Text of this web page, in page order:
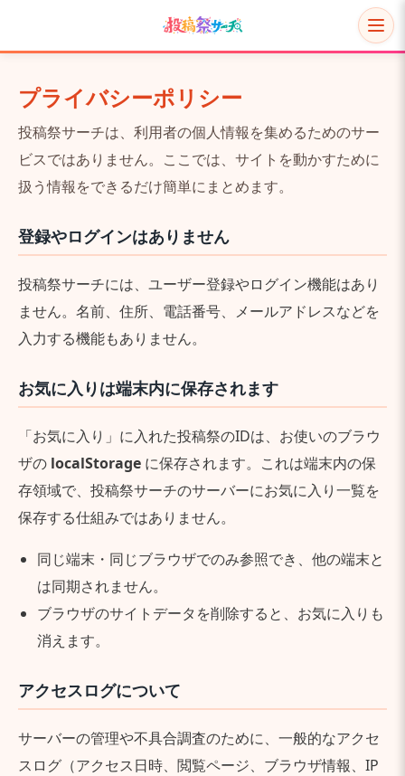
プライバシーポリシー
投稿祭サーチは、利用者の個人情報を集めるためのサー
ビスではありません。ここでは、サイトを動かすために
扱う情報をできるだけ簡単にまとめます。
登録やログインはありません
投稿祭サーチには、ユーザー登録やログイン機能はあり
ません。名前、住所、電話番号、メールアドレスなどを
入力する機能もありません。
お気に入りは端末内に保存されます
「お気に入り」に入れた投稿祭のIDは、お使いのブラウ
ザの localStorage に保存されます。これは端末内の保
存領域で、投稿祭サーチのサーバーにお気に入り一覧を
保存する仕組みではありません。
同じ端末・同じブラウザでのみ参照でき、他の端末と
は同期されません。
ブラウザのサイトデータを削除すると、お気に入りも
消えます。
アクセスログについて
サーバーの管理や不具合調査のために、一般的なアクセ
スログ（アクセス日時、閲覧ページ、ブラウザ情報、IP